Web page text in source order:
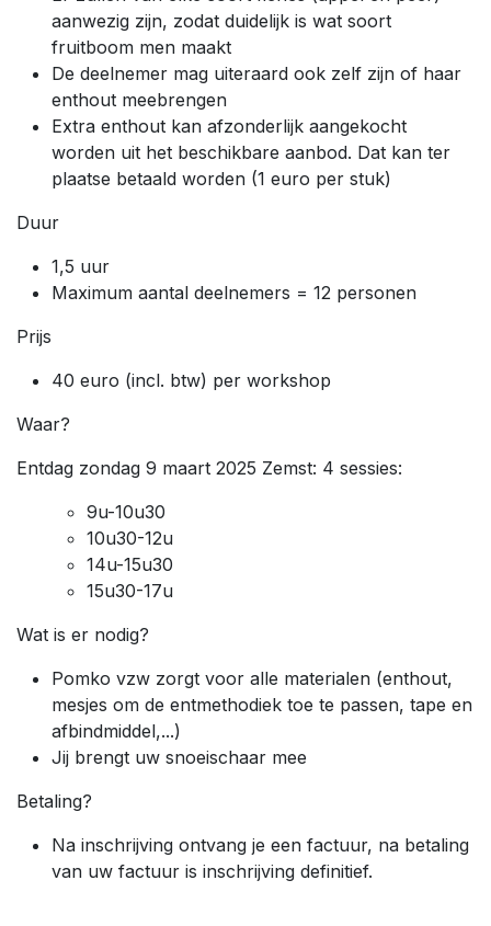
aanwezig zijn, zodat duidelijk is wat soort
fruitboom men maakt
De deelnemer mag uiteraard ook zelf zijn of haar
enthout meebrengen
Extra enthout kan afzonderlijk aangekocht
worden uit het beschikbare aanbod. Dat kan ter
plaatse betaald worden (1 euro per stuk)
Duur
1,5 uur
Maximum aantal deelnemers = 12 personen
Prijs
40 euro (incl. btw) per workshop
Waar?
Entdag zondag 9 maart 2025 Zemst: 4 sessies:
9u-10u30
10u30-12u
14u-15u30
15u30-17u
Wat is er nodig?
Pomko vzw zorgt voor alle materialen (enthout,
mesjes om de entmethodiek toe te passen, tape en
afbindmiddel,...)
Jij brengt uw snoeischaar mee
Betaling?
Na inschrijving ontvang je een factuur, na betaling
van uw factuur is inschrijving definitief.